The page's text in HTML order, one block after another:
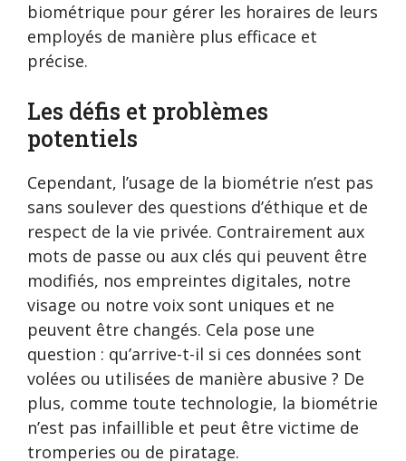
biométrique pour gérer les horaires de leurs
employés de manière plus efficace et
précise.
Les défis et problèmes
potentiels
Cependant, l’usage de la biométrie n’est pas
sans soulever des questions d’éthique et de
respect de la vie privée. Contrairement aux
mots de passe ou aux clés qui peuvent être
modifiés, nos empreintes digitales, notre
visage ou notre voix sont uniques et ne
peuvent être changés. Cela pose une
question : qu’arrive-t-il si ces données sont
volées ou utilisées de manière abusive ? De
plus, comme toute technologie, la biométrie
n’est pas infaillible et peut être victime de
tromperies ou de piratage.